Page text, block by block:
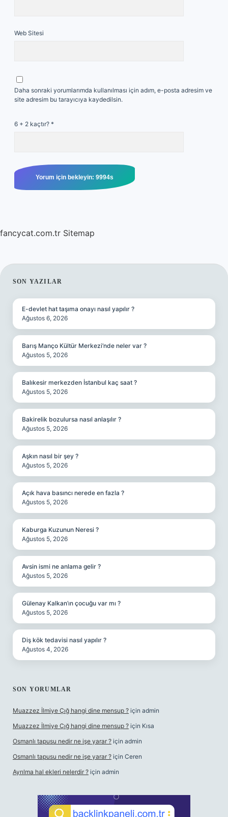
Web Sitesi
Daha sonraki yorumlarımda kullanılması için adım, e-posta adresim ve
site adresim bu tarayıcıya kaydedilsin.
6 + 2 kaçtır? *
fancycat.com.tr Sitemap
SIDEBAR
SON YAZILAR
E-devlet hat taşıma onayı nasıl yapılır ?
Ağustos 6, 2026
Barış Manço Kültür Merkezi’nde neler var ?
Ağustos 5, 2026
Balıkesir merkezden İstanbul kaç saat ?
Ağustos 5, 2026
Bakirelik bozulursa nasıl anlaşılır ?
Ağustos 5, 2026
Aşkın nasıl bir şey ?
Ağustos 5, 2026
Açık hava basıncı nerede en fazla ?
Ağustos 5, 2026
Kaburga Kuzunun Neresi ?
Ağustos 5, 2026
Avsin ismi ne anlama gelir ?
Ağustos 5, 2026
Gülenay Kalkan’ın çocuğu var mı ?
Ağustos 5, 2026
Diş kök tedavisi nasıl yapılır ?
Ağustos 4, 2026
SON YORUMLAR
Muazzez İlmiye Çığ hangi dine mensup ? için admin
Muazzez İlmiye Çığ hangi dine mensup ? için Kısa
Osmanlı tapusu nedir ne işe yarar ? için admin
Osmanlı tapusu nedir ne işe yarar ? için Ceren
Ayrılma hal ekleri nelerdir ? için admin